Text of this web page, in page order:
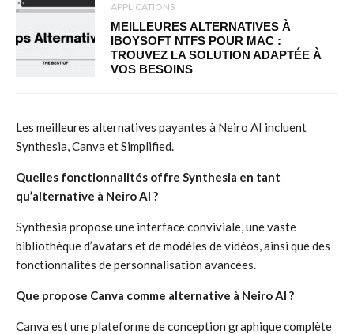
APPLICATIONS
MEILLEURES ALTERNATIVES À
IBOYSOFT NTFS POUR MAC :
TROUVEZ LA SOLUTION ADAPTÉE À
VOS BESOINS
Les meilleures alternatives payantes à Neiro AI incluent
Synthesia, Canva et Simplified.
Quelles fonctionnalités offre Synthesia en tant
qu’alternative à Neiro AI ?
Synthesia propose une interface conviviale, une vaste
bibliothèque d’avatars et de modèles de vidéos, ainsi que des
fonctionnalités de personnalisation avancées.
Que propose Canva comme alternative à Neiro AI ?
Canva est une plateforme de conception graphique complète